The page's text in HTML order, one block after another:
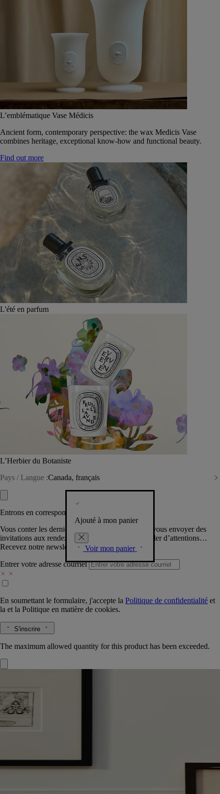
L’emblématique Vase Médicis
Ancient form, contemporary perspective: the wax Medicis Vase
combines heritage, exceptional know-how and functional beauty.
Find out more
L'été en parfum
L’Herbier du Botaniste
Pays / Langue :Canada, français
Ajouté à mon panier
Voir mon panier
Entrons en correspondance​
Vous conter les dernières créations de la Maison, vous envoyer des
invitations aux rendez-vous Diptyque, vous combler d’attentions…
Recevez notre newsletter.
Entrer votre adresse courriel
En soumettant le formulaire, j'accepte la Politique de confidentialité et
la et la Politique en matière de cookies.
S'inscrire
The maximum allowed quantity for this product has been exceeded.